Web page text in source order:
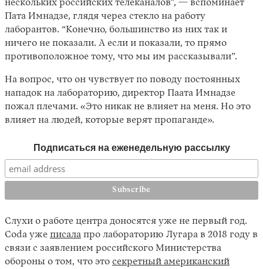
нескольких российских телеканалов”, — вспоминает
Пата Имнадзе, глядя через стекло на работу
лаборантов. “Конечно, большинство из них так и
ничего не показали. А если и показали, то прямо
противоположное тому, что мы им рассказывали”.
На вопрос, что он чувствует по поводу постоянных
нападок на лабораторию, директор Паата Имнадзе
пожал плечами. «Это никак не влияет на меня. Но это
влияет на людей, которые верят пропаганде».
Подписаться на еженедельную рассылку
Слухи о работе центра доносятся уже не первый год.
Coda уже писала про лабораторию Лугара в 2018 году в
связи с заявлением российского Министерства
обороны о том, что это секретный американский